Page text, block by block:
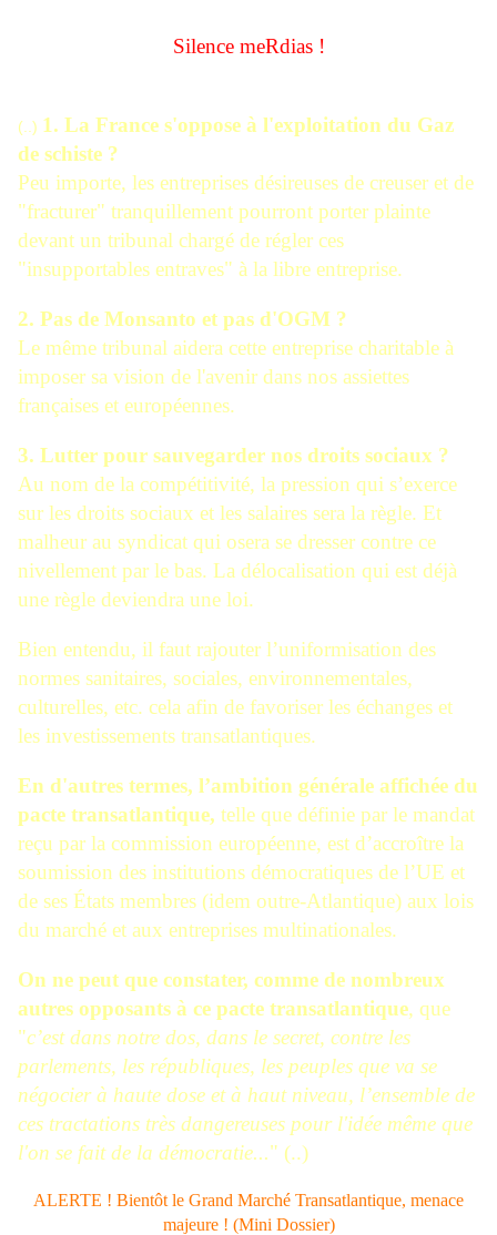
Silence meRdias !
(..) 1. La France s'oppose à l'exploitation du Gaz
de schiste ?
Peu importe, les entreprises désireuses de creuser et de
"fracturer" tranquillement pourront porter plainte
devant un tribunal chargé de régler ces
"insupportables entraves" à la libre entreprise.
2. Pas de Monsanto et pas d'OGM ?
Le même tribunal aidera cette entreprise charitable à
imposer sa vision de l'avenir dans nos assiettes
françaises et européennes.
3. Lutter pour sauvegarder nos droits sociaux ?
Au nom de la compétitivité, la pression qui s’exerce
sur les droits sociaux et les salaires sera la règle. Et
malheur au syndicat qui osera se dresser contre ce
nivellement par le bas. La délocalisation qui est déjà
une règle deviendra une loi.
Bien entendu, il faut rajouter l’uniformisation des
normes sanitaires, sociales, environnementales,
culturelles, etc. cela afin de favoriser les échanges et
les investissements transatlantiques.
En d'autres termes, l’ambition générale affichée du
pacte transatlantique, telle que définie par le mandat
reçu par la commission européenne, est d’accroître la
soumission des institutions démocratiques de l’UE et
de ses États membres (idem outre-Atlantique) aux lois
du marché et aux entreprises multinationales.
On ne peut que constater, comme de nombreux
autres opposants à ce pacte transatlantique, que
"c’est dans notre dos, dans le secret, contre les
parlements, les républiques, les peuples que va se
négocier à haute dose et à haut niveau, l’ensemble de
ces tractations très dangereuses pour l'idée même que
l'on se fait de la démocratie..." (..)
ALERTE ! Bientôt le Grand Marché Transatlantique, menace
majeure ! (Mini Dossier)